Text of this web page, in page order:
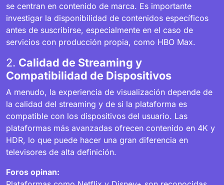
se centran en contenido de marca. Es importante
investigar la disponibilidad de contenidos específicos
antes de suscribirse, especialmente en el caso de
servicios con producción propia, como HBO Max.
2. Calidad de Streaming y
Compatibilidad de Dispositivos
A menudo, la experiencia de visualización depende de
la calidad del streaming y de si la plataforma es
compatible con los dispositivos del usuario. Las
plataformas más avanzadas ofrecen contenido en 4K y
HDR, lo que puede hacer una gran diferencia en
televisores de alta definición.
Foros opinan: